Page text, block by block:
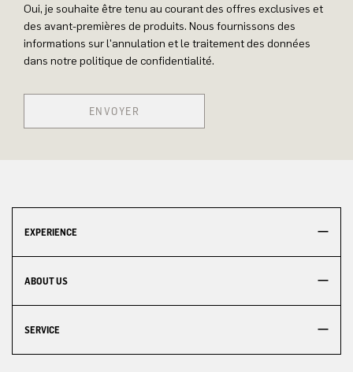
Oui, je souhaite être tenu au courant des offres exclusives et
des avant-premières de produits. Nous fournissons des
informations sur l'annulation et le traitement des données
dans notre politique de confidentialité.
ENVOYER
EXPERIENCE
ABOUT US
SERVICE